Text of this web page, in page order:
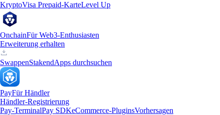
KryptoVisa Prepaid-KarteLevel Up
OnchainFür Web3-Enthusiasten
Erweiterung erhalten
SwappenStakendApps durchsuchen
PayFür Händler
Händler-Registrierung
Pay-TerminalPay SDKeCommerce-PluginsVorhersagen